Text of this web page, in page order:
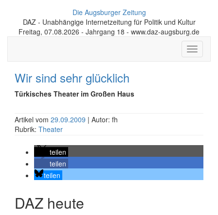
Die Augsburger Zeitung
DAZ - Unabhängige Internetzeitung für Politik und Kultur
Freitag, 07.08.2026 - Jahrgang 18 - www.daz-augsburg.de
Toggle
Wir sind sehr glücklich
Türkisches Theater im Großen Haus
Artikel vom 29.09.2009 | Autor: fh
Rubrik: Theater
teilen
teilen
teilen
DAZ heute